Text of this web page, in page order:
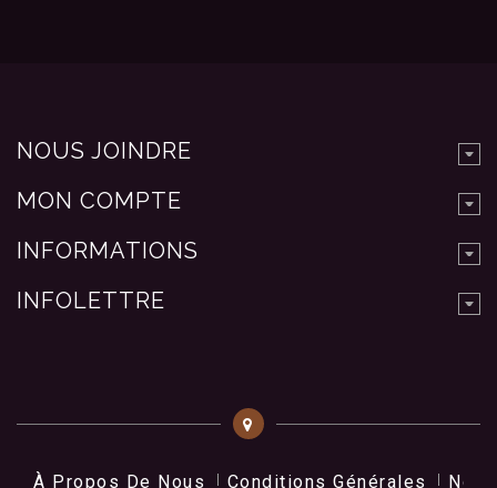
NOUS JOINDRE
MON COMPTE
INFORMATIONS
INFOLETTRE
À Propos De Nous Conditions Générales Nos